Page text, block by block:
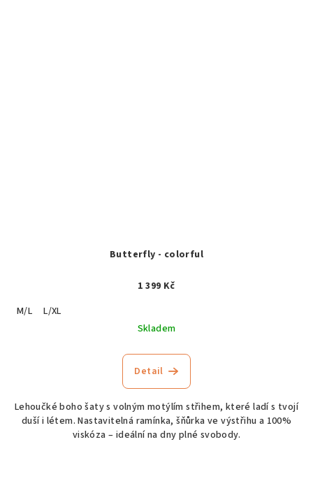
Butterfly - colorful
1 399 Kč
M/L
L/XL
Skladem
Detail
Lehoučké boho šaty s volným motýlím střihem, které ladí s tvojí
duší i létem. Nastavitelná ramínka, šňůrka ve výstřihu a 100%
viskóza – ideální na dny plné svobody.